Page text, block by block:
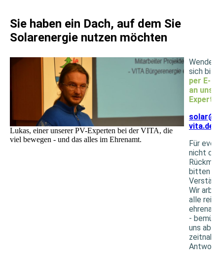
Sie haben ein Dach, auf dem Sie
Solarenergie nutzen möchten
Lukas, einer unserer PV-Experten bei der VITA, die
viel bewegen - und das alles im Ehrenamt.
Wenden
sich
per E-
an
vita.de
Für
nicht
bitten
Wir
alle rein
-
uns aber
zeitnahe
Antwort.